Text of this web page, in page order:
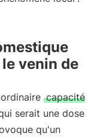
venin de
capacité
serait une dose
qu'un